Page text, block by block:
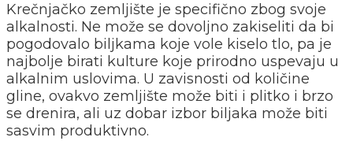
Krečnjačko zemljište je specifično zbog svoje
alkalnosti. Ne može se dovoljno zakiseliti da bi
pogodovalo biljkama koje vole kiselo tlo, pa je
najbolje birati kulture koje prirodno uspevaju u
alkalnim uslovima. U zavisnosti od količine
gline, ovakvo zemljište može biti i plitko i brzo
se drenira, ali uz dobar izbor biljaka može biti
sasvim produktivno.